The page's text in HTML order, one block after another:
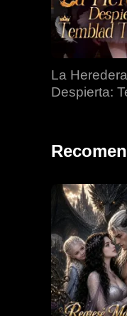
La Heredera
Despierta: